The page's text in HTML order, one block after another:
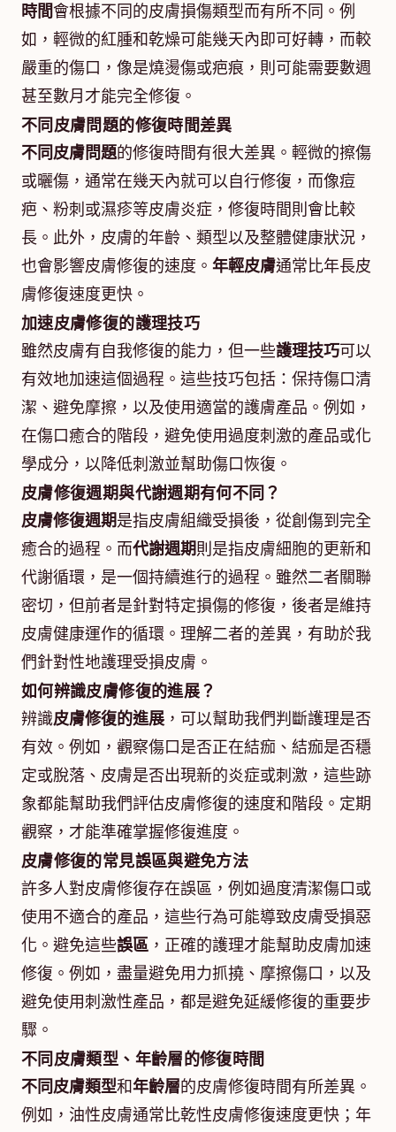
時間會根據不同的皮膚損傷類型而有所不同。例
如，輕微的紅腫和乾燥可能幾天內即可好轉，而較
嚴重的傷口，像是燒燙傷或疤痕，則可能需要數週
甚至數月才能完全修復。
不同皮膚問題的修復時間差異
不同皮膚問題的修復時間有很大差異。輕微的擦傷
或曬傷，通常在幾天內就可以自行修復，而像痘
疤、粉刺或濕疹等皮膚炎症，修復時間則會比較
長。此外，皮膚的年齡、類型以及整體健康狀況，
也會影響皮膚修復的速度。 年輕皮膚通常比年長皮
膚修復速度更快。
加速皮膚修復的護理技巧
雖然皮膚有自我修復的能力，但一些護理技巧可以
有效地加速這個過程。這些技巧包括：保持傷口清
潔、避免摩擦，以及使用適當的護膚產品。例如，
在傷口癒合的階段，避免使用過度刺激的產品或化
學成分，以降低刺激並幫助傷口恢復。
皮膚修復週期與代謝週期有何不同？
皮膚修復週期是指皮膚組織受損後，從創傷到完全
癒合的過程。而代謝週期則是指皮膚細胞的更新和
代謝循環，是一個持續進行的過程。雖然二者關聯
密切，但前者是針對特定損傷的修復，後者是維持
皮膚健康運作的循環。理解二者的差異，有助於我
們針對性地護理受損皮膚。
如何辨識皮膚修復的進展？
辨識皮膚修復的進展，可以幫助我們判斷護理是否
有效。例如，觀察傷口是否正在結痂、結痂是否穩
定或脫落、皮膚是否出現新的炎症或刺激，這些跡
象都能幫助我們評估皮膚修復的速度和階段。定期
觀察，才能準確掌握修復進度。
皮膚修復的常見誤區與避免方法
許多人對皮膚修復存在誤區，例如過度清潔傷口或
使用不適合的產品，這些行為可能導致皮膚受損惡
化。避免這些誤區 ，正確的護理才能幫助皮膚加速
修復。例如，盡量避免用力抓撓、摩擦傷口，以及
避免使用刺激性產品，都是避免延緩修復的重要步
驟。
不同皮膚類型、年齡層的修復時間
不同皮膚類型和年齡層的皮膚修復時間有所差異。
例如，油性皮膚通常比乾性皮膚修復速度更快；年